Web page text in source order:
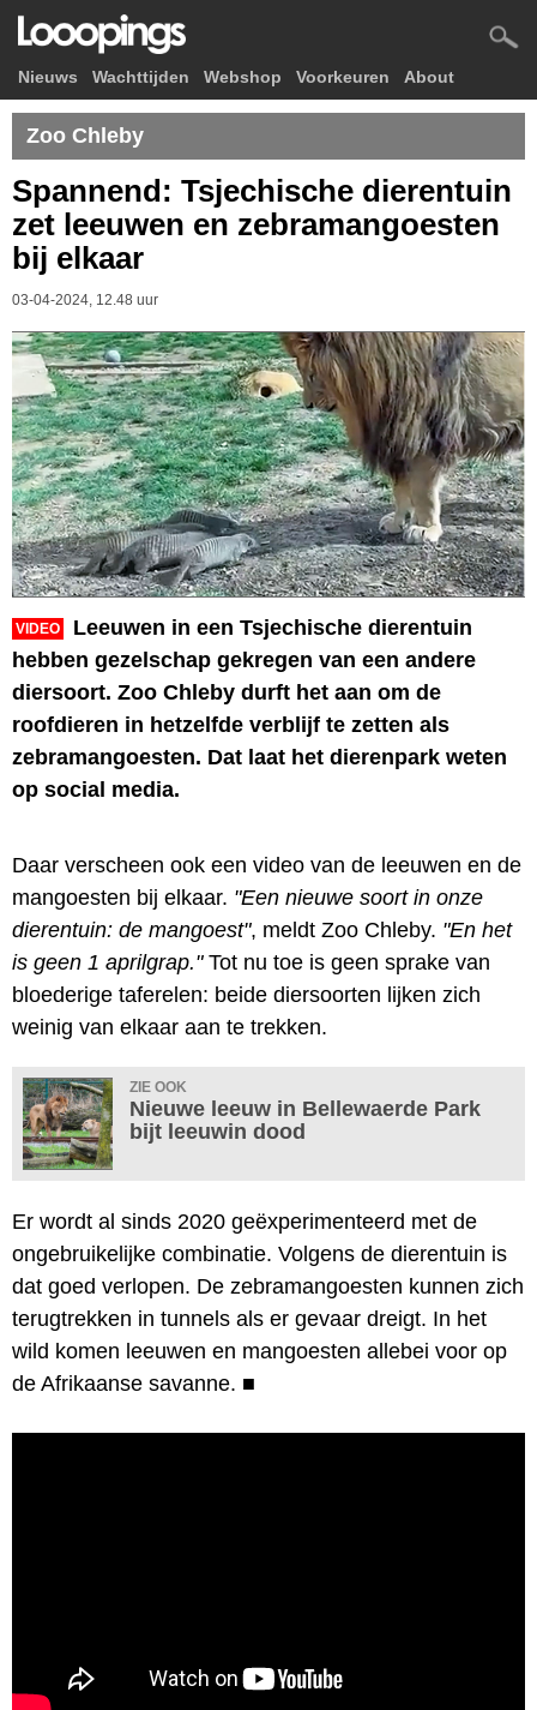
Nieuws Wachttijden Webshop Voorkeuren About
Zoo Chleby
Spannend: Tsjechische dierentuin
zet leeuwen en zebramangoesten
bij elkaar
03-04-2024, 12.48 uur
VIDEO
Leeuwen in een Tsjechische dierentuin
hebben gezelschap gekregen van een andere
diersoort. Zoo Chleby durft het aan om de
roofdieren in hetzelfde verblijf te zetten als
zebramangoesten. Dat laat het dierenpark weten
op social media.
Daar verscheen ook een video van de leeuwen en de
mangoesten bij elkaar. "Een nieuwe soort in onze
dierentuin: de mangoest", meldt Zoo Chleby. "En het
is geen 1 aprilgrap."Tot nu toe is geen sprake van
bloederige taferelen: beide diersoorten lijken zich
weinig van elkaar aan te trekken.
ZIE OOK
Nieuwe leeuw in Bellewaerde Park
bijt leeuwin dood
Er wordt al sinds 2020 geëxperimenteerd met de
ongebruikelijke combinatie. Volgens de dierentuin is
dat goed verlopen. De zebramangoesten kunnen zich
terugtrekken in tunnels als er gevaar dreigt. In het
wild komen leeuwen en mangoesten allebei voor op
de Afrikaanse savanne. ■